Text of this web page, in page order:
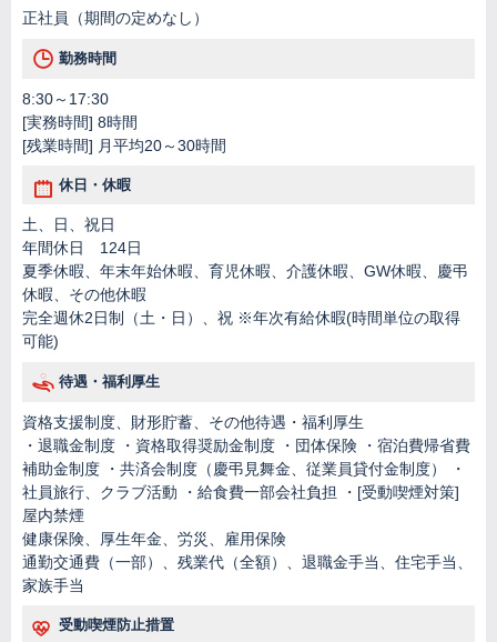
正社員（期間の定めなし）
勤務時間
8:30～17:30
[実務時間] 8時間
[残業時間] 月平均20～30時間
休日・休暇
土、日、祝日
年間休日 124日
夏季休暇、年末年始休暇、育児休暇、介護休暇、GW休暇、慶弔
休暇、その他休暇
完全週休2日制（土・日）、祝 ※年次有給休暇(時間単位の取得
可能)
待遇・福利厚生
資格支援制度、財形貯蓄、その他待遇・福利厚生
・退職金制度 ・資格取得奨励金制度 ・団体保険 ・宿泊費帰省費
補助金制度 ・共済会制度（慶弔見舞金、従業員貸付金制度） ・
社員旅行、クラブ活動 ・給食費一部会社負担 ・[受動喫煙対策]
屋内禁煙
健康保険、厚生年金、労災、雇用保険
通勤交通費（一部）、残業代（全額）、退職金手当、住宅手当、
家族手当
受動喫煙防止措置